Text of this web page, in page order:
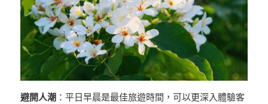
避開人潮 ：平日早晨是最佳旅遊時間，可以更深入體驗客